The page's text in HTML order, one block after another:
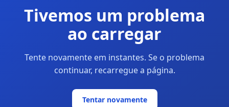
Tivemos um problema
ao carregar
Tente novamente em instantes. Se o problema
continuar, recarregue a página.
Tentar novamente